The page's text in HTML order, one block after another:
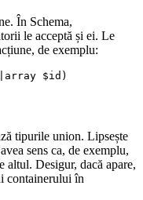
În Schema,
le acceptă și ei. Le
de exemplu:
$id)
tipurile union. Lipsește
sens ca, de exemplu,
altul. Desigur, dacă apare,
containerului în